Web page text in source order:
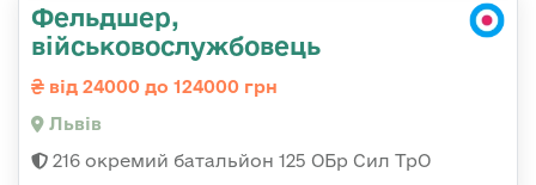
Фельдшер,
військовослужбовець
від 24000 до 124000 грн
Львів
216 окремий батальйон 125 ОБр Сил ТрО